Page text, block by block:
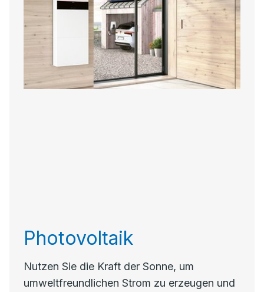
Photovoltaik
Nutzen Sie die Kraft der Sonne, um
umweltfreundlichen Strom zu erzeugen und